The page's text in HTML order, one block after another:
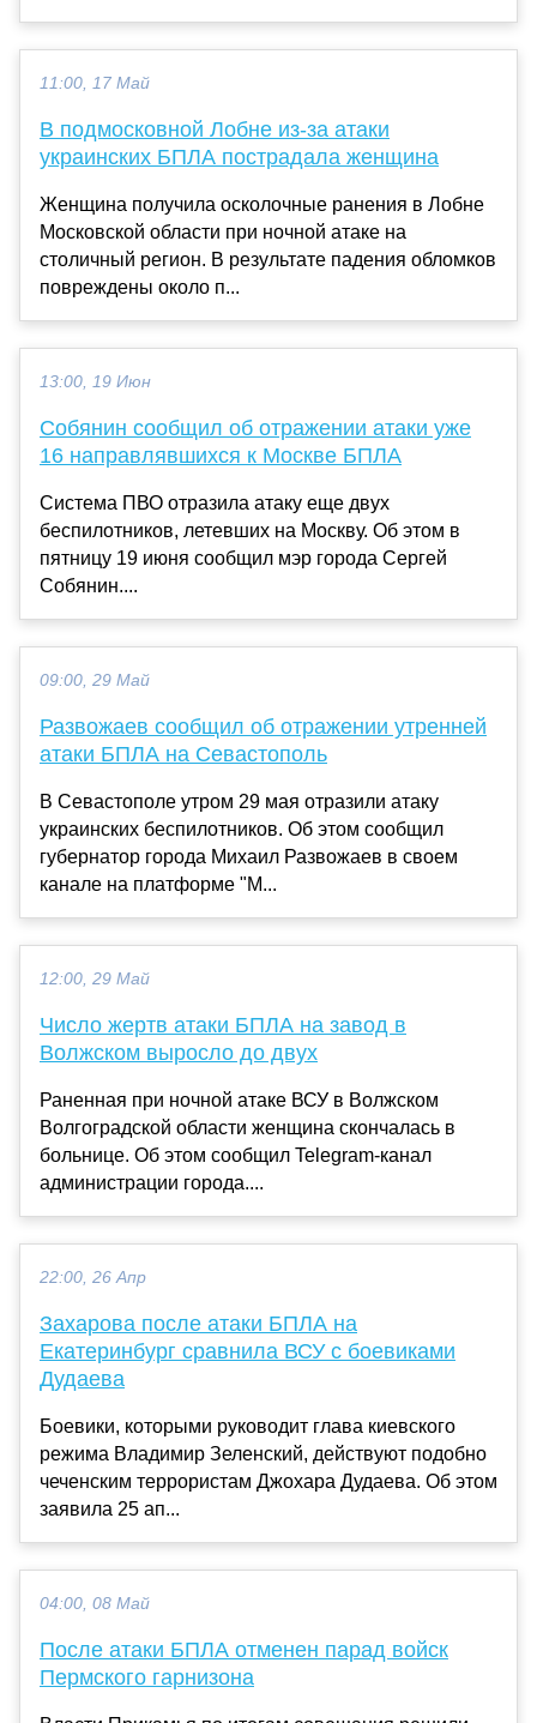
11:00, 17 Май
В подмосковной Лобне из-за атаки
украинских БПЛА пострадала женщина
Женщина получила осколочные ранения в Лобне
Московской области при ночной атаке на
столичный регион. В результате падения обломков
повреждены около п...
13:00, 19 Июн
Собянин сообщил об отражении атаки уже
16 направлявшихся к Москве БПЛА
Система ПВО отразила атаку еще двух
беспилотников, летевших на Москву. Об этом в
пятницу 19 июня сообщил мэр города Сергей
Собянин....
09:00, 29 Май
Развожаев сообщил об отражении утренней
атаки БПЛА на Севастополь
В Севастополе утром 29 мая отразили атаку
украинских беспилотников. Об этом сообщил
губернатор города Михаил Развожаев в своем
канале на платформе "М...
12:00, 29 Май
Число жертв атаки БПЛА на завод в
Волжском выросло до двух
Раненная при ночной атаке ВСУ в Волжском
Волгоградской области женщина скончалась в
больнице. Об этом сообщил Telegram-канал
администрации города....
22:00, 26 Апр
Захарова после атаки БПЛА на
Екатеринбург сравнила ВСУ с боевиками
Дудаева
Боевики, которыми руководит глава киевского
режима Владимир Зеленский, действуют подобно
чеченским террористам Джохара Дудаева. Об этом
заявила 25 ап...
04:00, 08 Май
После атаки БПЛА отменен парад войск
Пермского гарнизона